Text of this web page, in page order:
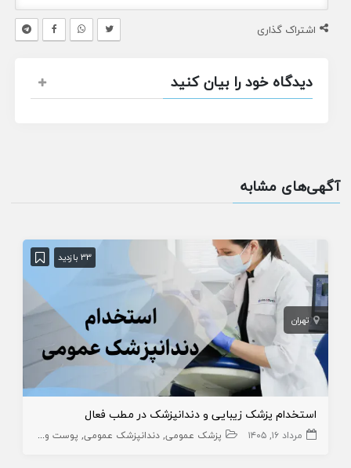
اشتراک گذاری
دیدگاه خود را بیان کنید
آگهی‌های مشابه
33 بازدید
تهران
استخدام پزشک زیبایی و دندانپزشک در مطب فعال
مرداد ۱۶, ۱۴۰۵ پزشک عمومی دندانپزشک عمومی پوست و زیبایی